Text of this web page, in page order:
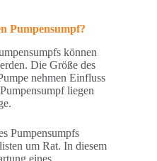
Pumpensumpf?
können
Die Größe des
nehmen Einfluss
liegen
Pumpensumpfs
um Rat. In diesem
eines